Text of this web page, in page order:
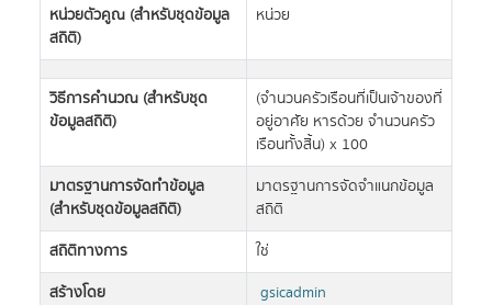
หน่วยตัวคูณ (สำหรับชุดข้อมูล
สถิติ)
หน่วย
วิธีการคำนวณ (สำหรับชุด
ข้อมูลสถิติ)
(จำนวนครัวเรือนที่เป็นเจ้าของที่
อยู่อาศัย หารด้วย จำนวนครัว
เรือนทั้งสิ้น) x 100
มาตรฐานการจัดทำข้อมูล
(สำหรับชุดข้อมูลสถิติ)
มาตรฐานการจัดจำแนกข้อมูล
สถิติ
สถิติทางการ
ใช่
สร้างโดย
gsicadmin